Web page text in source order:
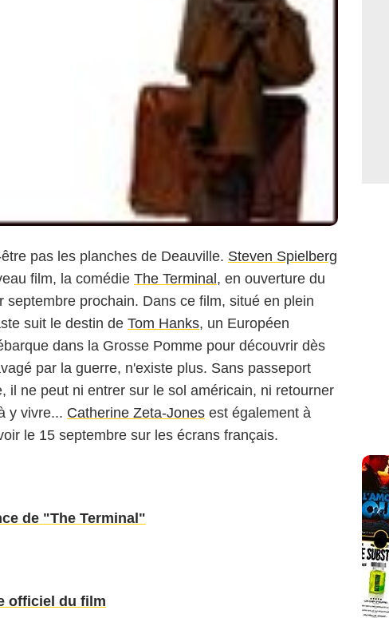
pas les planches de Deauville. Steven Spielberg
film, la comédie The Terminal, en ouverture du
septembre prochain. Dans ce film, situé en plein
suit le destin de Tom Hanks, un Européen
dans la Grosse Pomme pour découvrir dès
par la guerre, n'existe plus. Sans passeport
il ne peut ni entrer sur le sol américain, ni retourner
y vivre... Catherine Zeta-Jones est également à
le 15 septembre sur les écrans français.
de "The Terminal"
officiel du film